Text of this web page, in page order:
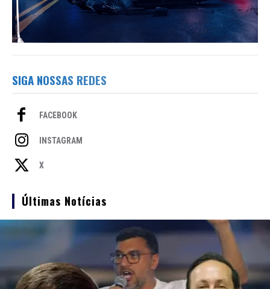
SIGA NOSSAS REDES
FACEBOOK
INSTAGRAM
X
Últimas Notícias